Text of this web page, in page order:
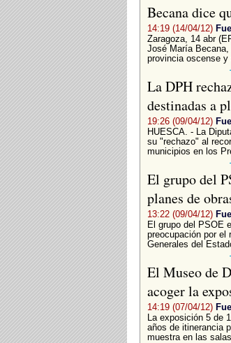
Becana dice
14:19 (14/04/12)
Zaragoza, 14 abr
José María
provincia oscense y
La DPH
destinadas a
19:26 (09/04/12)
HUESCA. - La
su "rechazo" al
municipios en los
El grupo del
planes de
13:22 (09/04/12)
El grupo del PSOE
preocupación por el
Generales del
El Museo de
acoger la
14:19 (07/04/12)
La exposición 5 de
años de itinerancia
muestra en las